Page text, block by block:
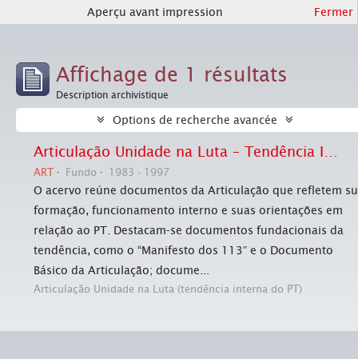
Aperçu avant impression Fermer
Affichage de 1 résultats
Description archivistique
Options de recherche avancée
Articulação Unidade na Luta – Tendência Interna do PT
ART Fundo 1983 - 1997
O acervo reúne documentos da Articulação que refletem
formação, funcionamento interno e suas orientações em
relação ao PT. Destacam-se documentos fundacionais da
tendência, como o “Manifesto dos 113” e o Documento
Básico da Articulação; docume...
Articulação Unidade na Luta (tendência interna do PT)